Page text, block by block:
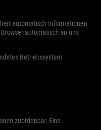
automatisch Informationen
automatisch an uns
Betriebssystem
zuordenbar. Eine